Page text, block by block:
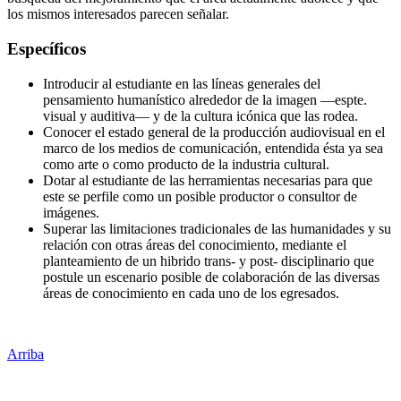
los mismos interesados parecen señalar.
Específicos
Introducir al estudiante en las líneas generales del
pensamiento humanístico alrededor de la imagen —espte.
visual y auditiva— y de la cultura icónica que las rodea.
Conocer el estado general de la producción audiovisual en el
marco de los medios de comunicación, entendida ésta ya sea
como arte o como producto de la industria cultural.
Dotar al estudiante de las herramientas necesarias para que
este se perfile como un posible productor o consultor de
imágenes.
Superar las limitaciones tradicionales de las humanidades y su
relación con otras áreas del conocimiento, mediante el
planteamiento de un hibrido trans- y post- disciplinario que
postule un escenario posible de colaboración de las diversas
áreas de conocimiento en cada uno de los egresados.
Arriba